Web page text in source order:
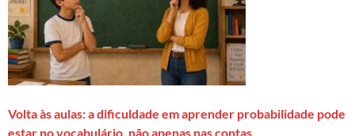
Volta às aulas: a dificuldade em aprender probabilidade pode
estar no vocabulário, não apenas nas contas